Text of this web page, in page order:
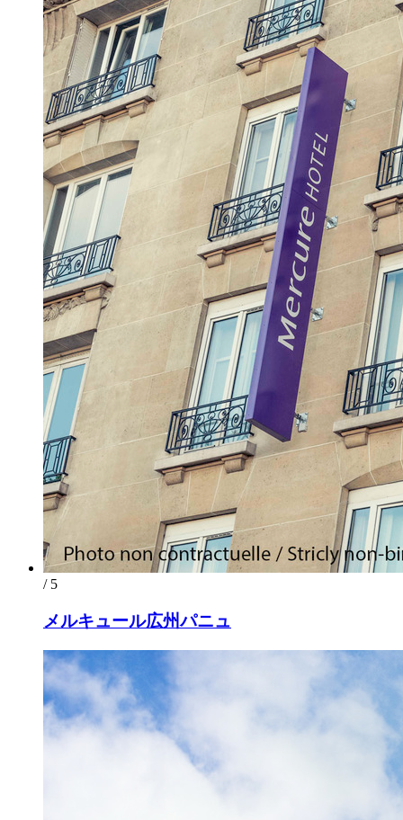
/ 5
メルキュール広州パニュ